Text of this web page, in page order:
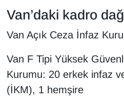
Van’daki kadro
Van Açık Ceza İnfaz
Van F Tipi Yüksek
Kurumu: 20 erkek infaz
(İKM), 1 hemşire
TEBRİK
TEKNOLOJİ
Turizm